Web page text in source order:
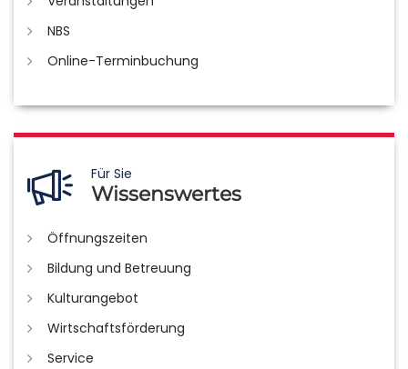
NBS
Online-Terminbuchung
Für Sie
Wissenswertes
Öffnungszeiten
Bildung und Betreuung
Kulturangebot
Wirtschaftsförderung
Service